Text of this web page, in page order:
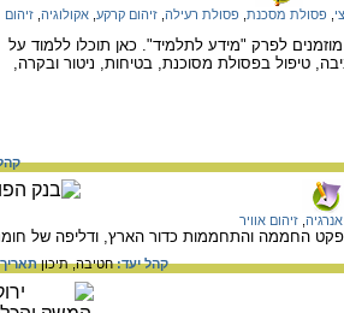
פסולת מסכנת פסולת רעילה זיהום קרקע אקולוגיה זיהום
לפרק "מידע לתלמיד". כאן תוכלו ללמוד על
טיפול בפסולת מסוכנת, בטיחות, ניטור ובקרה,
אנרגיה זיהום אוויר
החממה והתחממות כדור הארץ, ודליפה של חומר
קהל יעד:חטיבה,תיכון